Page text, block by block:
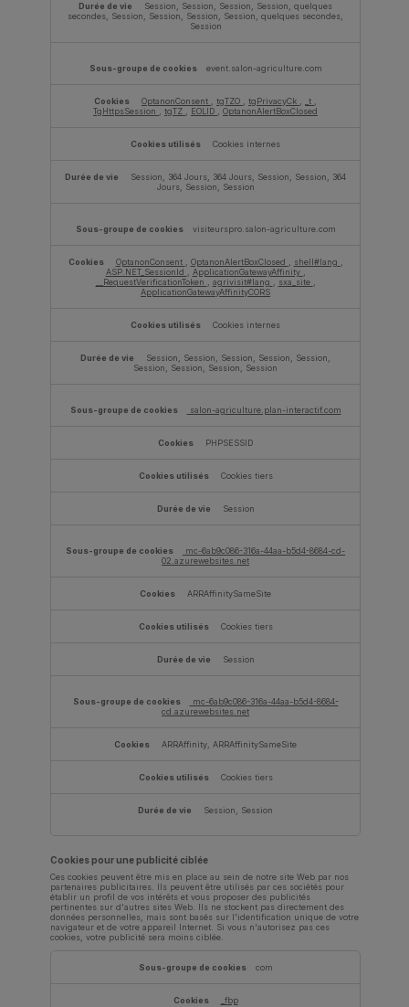
Session, Session, Session, Session, quelques
secondes, Session, Session, Session, Session, quelques secondes,
Session
event.salon-agriculture.com
OptanonConsent tgTZO tgPrivacyCk _t
TgHttpsSession
tgTZ EOLID OptanonAlertBoxClosed
Cookies internes
Session, 364 Jours, 364 Jours, Session, Session, 364
Jours, Session, Session
visiteurspro.salon-agriculture.com
OptanonConsent OptanonAlertBoxClosed shell#lang
ASP.NET_SessionId
ApplicationGatewayAffinity
__RequestVerificationToken
agrivisit#lang sxa_site
ApplicationGatewayAffinityCORS
Cookies internes
Session, Session, Session, Session, Session,
Session, Session, Session, Session
salon-agriculture.plan-interactif.com
PHPSESSID
Cookies tiers
Session
mc-6ab9c086-316a-44aa-b5d4-8684-cd-
02.azurewebsites.net
ARRAffinitySameSite
Cookies tiers
Session
mc-6ab9c086-316a-44aa-b5d4-8684-
cd.azurewebsites.net
ARRAffinity, ARRAffinitySameSite
Cookies tiers
Session, Session
Cookies pour une publicité ciblée
Ces cookies peuvent être mis en place au sein de notre site Web par nos
partenaires publicitaires. Ils peuvent être utilisés par ces sociétés pour
établir un profil de vos intérêts et vous proposer des publicités
pertinentes sur d'autres sites Web. Ils ne stockent pas directement des
données personnelles, mais sont basés sur l'identification unique de votre
navigateur et de votre appareil Internet. Si vous n'autorisez pas ces
cookies, votre publicité sera moins ciblée.
com
_fbp